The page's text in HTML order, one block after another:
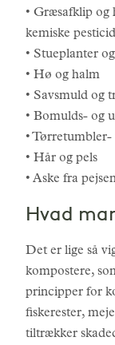
• Græsafklip og
kemiske
• Stueplanter
• Hø og halm
• Savsmuld og
• Bomulds- og
•
• Hår og pels
• Aske fra
Hvad
Det er lige så
kompostere,
principper for
fiskerester,
tiltrækker